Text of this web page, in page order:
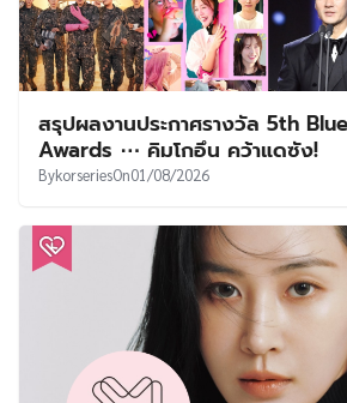
สรุปผลงานประกาศรางวัล 5th
Awards ⋯ คิมโกอึน คว้าแดซัง!
BykorseriesOn01/08/2026